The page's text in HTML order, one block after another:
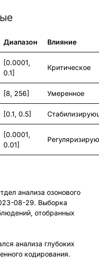
Диапазон Влияние
[0.0001,
0.1]
Критическое
[8, 256] Умеренное
[0.1, 0.5]
[0.0001,
0.01]
анализа озонового
08-29. Выборка
отобранных
анализа глубоких
кодирования.